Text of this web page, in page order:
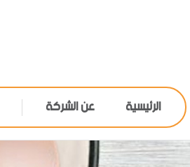
الرئيسية عن الشركة